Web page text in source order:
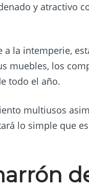
y atractivo
la intemperie,
muebles, los
todo el año.
multiusos
lo simple que